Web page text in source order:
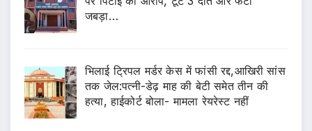
जबड़ा…
भिलाई ट्रिपल मर्डर केस में फांसी रद्द,आखिरी सांस
तक जेल:पत्नी-डेढ़ माह की बेटी समेत तीन की
हत्या, हाईकोर्ट बोला- मामला रेयरेस्ट नहीं